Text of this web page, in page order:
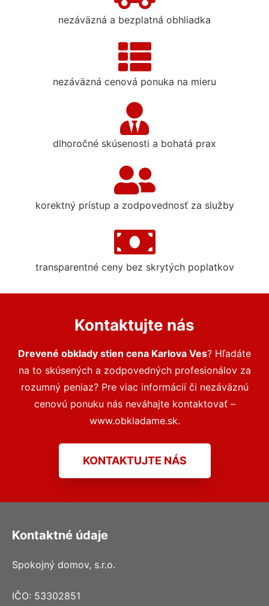
nezáväzná a bezplatná obhliadka
nezáväzná cenová ponuka na mieru
dlhoročné skúsenosti a bohatá prax
korektný prístup a zodpovednosť za služby
transparentné ceny bez skrytých poplatkov
Kontaktujte nás
Drevené obklady stien cena Karlova Ves? Hľadáte
na to skúsených a zodpovedných profesionálov za
rozumný peniaz? Pre viac informácií či nezáväznú
cenovú ponuku nás neváhajte kontaktovať –
www.obkladame.sk.
KONTAKTUJTE NÁS
Kontaktné údaje
Spokojný domov, s.r.o.
IČO: 53302851